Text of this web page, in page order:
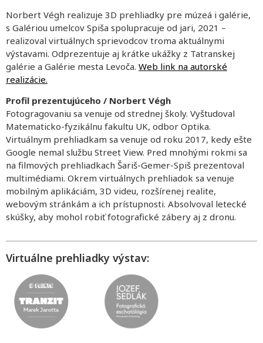
Norbert Végh realizuje 3D prehliadky pre múzeá i galérie,
s Galériou umelcov Spiša spolupracuje od jari, 2021 –
realizoval virtuálnych sprievodcov troma aktuálnymi
výstavami. Odprezentuje aj krátke ukážky z Tatranskej
galérie a Galérie mesta Levoča. Web link na autorské
realizácie.
Profil prezentujúceho / Norbert Végh
Fotogragovaniu sa venuje od strednej školy. Vyštudoval
Matematicko-fyzikálnu fakultu UK, odbor Optika.
Virtuálnym prehliadkam sa venuje od roku 2017, kedy ešte
Google nemal službu Street View. Pred mnohými rokmi sa
na filmových prehliadkach Šariš-Gemer-Spiš prezentoval
multimédiami. Okrem virtuálnych prehliadok sa venuje
mobilným aplikáciám, 3D videu, rozšírenej realite,
webovým stránkám a ich prístupnosti. Absolvoval letecké
skúšky, aby mohol robiť fotografické zábery aj z dronu.
Virtuálne prehliadky výstav: